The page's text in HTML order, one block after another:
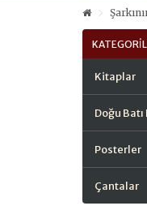
Kitaplar
Doğu
Posterler
Çantalar